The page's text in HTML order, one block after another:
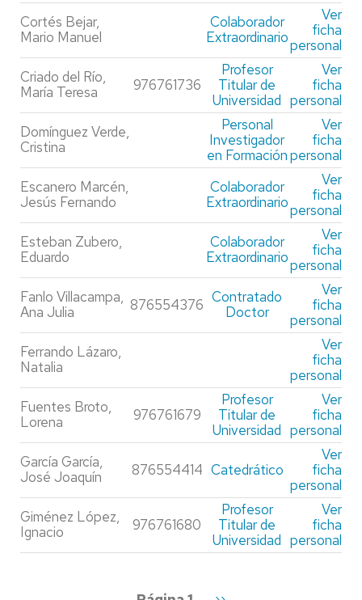
Cortés Bejar,
Mario Manuel
Colaborador
Extraordinario
Ver
ficha
personal
Criado del Río,
María Teresa
976761736
Profesor
Titular de
Universidad
Ver
ficha
personal
Domínguez Verde,
Cristina
Personal
Investigador
en Formación
Ver
ficha
personal
Escanero Marcén,
Jesús Fernando
Colaborador
Extraordinario
Ver
ficha
personal
Esteban Zubero,
Eduardo
Colaborador
Extraordinario
Ver
ficha
personal
Fanlo Villacampa,
Ana Julia
876554376 Contratado
Doctor
Ver
ficha
personal
Ferrando Lázaro,
Natalia
Ver
ficha
personal
Fuentes Broto,
Lorena
976761679
Profesor
Titular de
Universidad
Ver
ficha
personal
García García,
José Joaquín
876554414 Catedrático
Ver
ficha
personal
Giménez López,
Ignacio
976761680
Profesor
Titular de
Universidad
Ver
ficha
personal